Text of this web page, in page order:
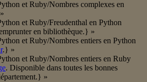
et Ruby/Nombres complexes en
et Ruby/Freudenthal en Python
en bibliothèque.} »
et Ruby/Nombres entiers en Python
.} »
et Ruby/Nombres entiers en Ruby
. Disponible dans toutes les bonnes
»